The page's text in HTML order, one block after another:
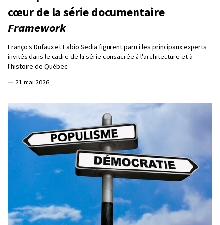
cœur de la série documentaire
Framework
François Dufaux et Fabio Sedia figurent parmi les principaux experts
invités dans le cadre de la série consacrée à l'architecture et à
l'histoire de Québec
— 21 mai 2026